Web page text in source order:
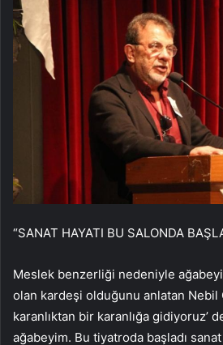
“SANAT HAYATI BU SALONDA
Meslek benzerliği nedeniyle
olan kardeşi olduğunu anlatan Nebil
karanlıktan bir karanlığa gidiyoruz’
ağabeyim. Bu tiyatroda başladı